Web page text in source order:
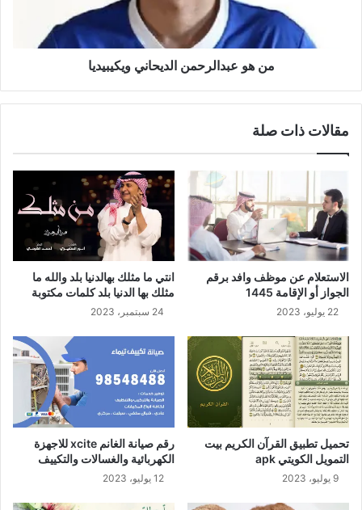
من هو عبدالرحمن الديحاني ويكيبيديا
مقالات ذات صلة
الاستعلام عن موظف وافد برقم
الجواز أو الإقامة 1445
22 يوليو، 2023
انتي ما مثلك بهالدنيا بلد والله ما
مثلك بها الدنيا بلد كلمات مكتوبة
24 سبتمبر، 2023
تحميل تطبيق القرآن الكريم بيت
التمويل الكويتي apk
9 يوليو، 2023
رقم صيانة الغانم xcite للاجهزة
الكهربائية والغسالات والتكييف
12 يوليو، 2023